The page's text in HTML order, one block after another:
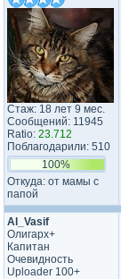
Стаж: 18 лет 9 мес.
Сообщений: 11945
Ratio: 23.712
Поблагодарили: 510
100%
Откуда: от мамы с
папой
Al_Vasif
Олигарх+
Капитан
Очевидность
Uploader 100+